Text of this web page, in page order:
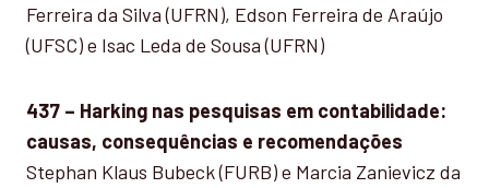
Ferreira da Silva (UFRN), Edson Ferreira de Araújo
(UFSC) e Isac Leda de Sousa (UFRN)
437 – Harking nas pesquisas em contabilidade:
causas, consequências e recomendações
Stephan Klaus Bubeck (FURB) e Marcia Zanievicz da